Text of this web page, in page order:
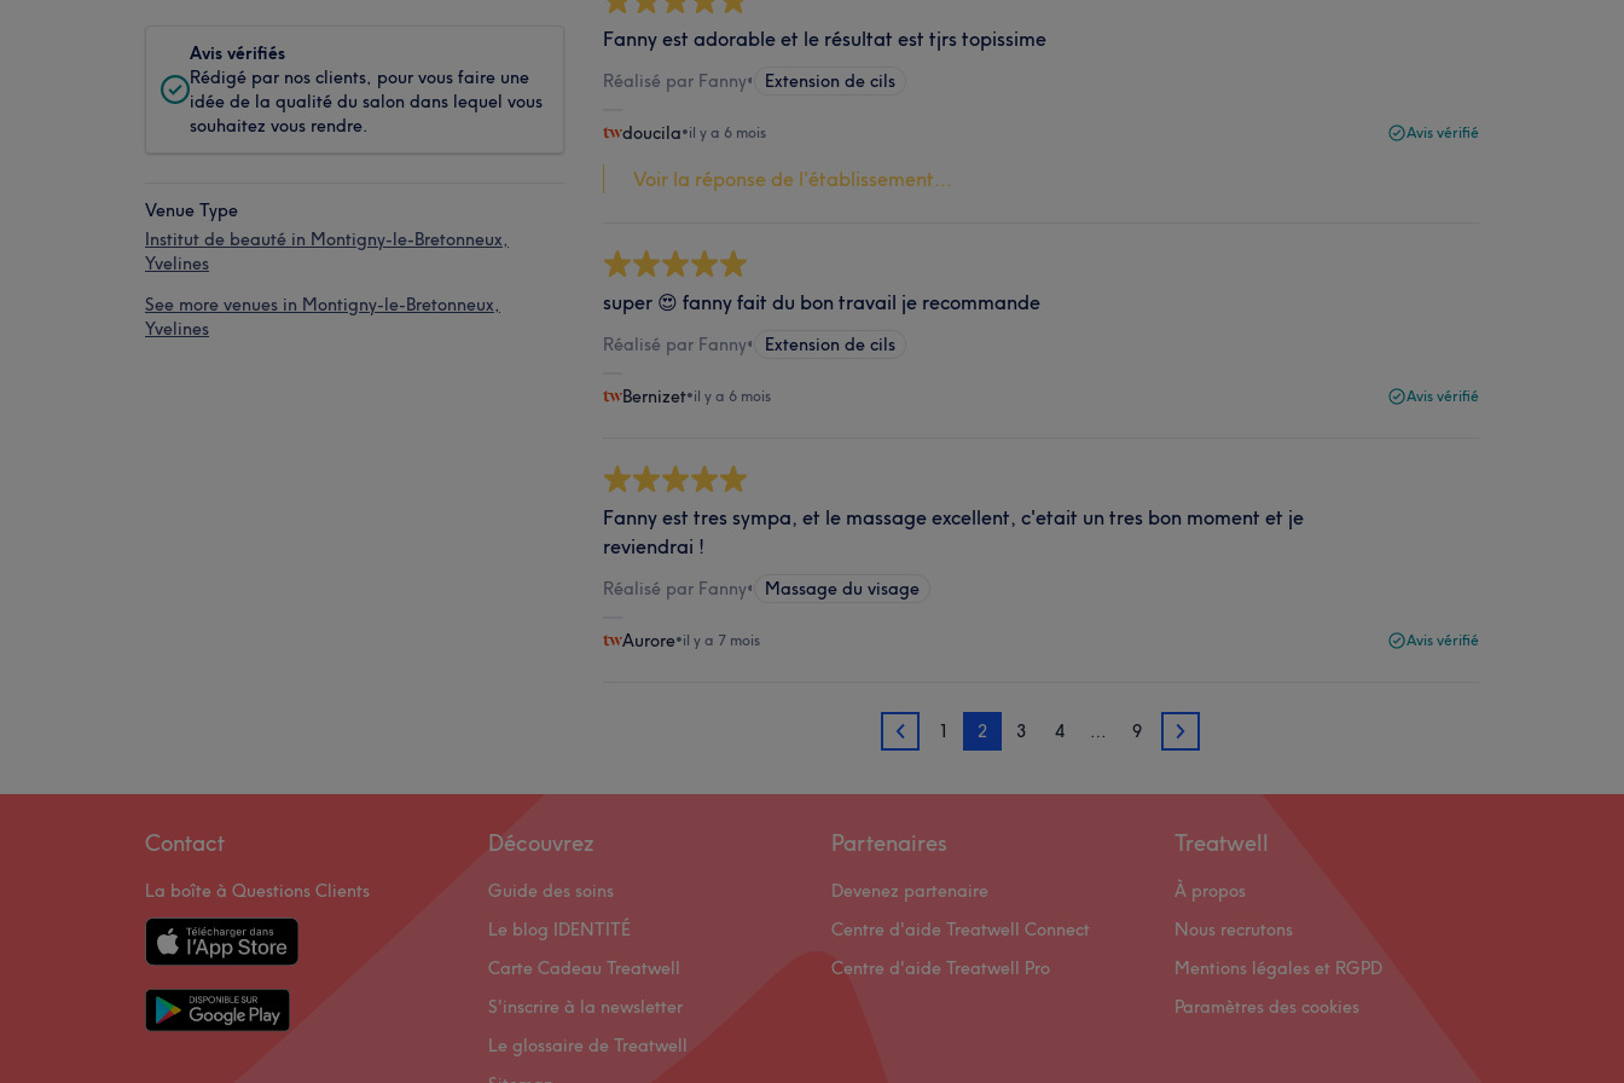
Avis vérifiés
Rédigé par nos clients, pour vous faire une
idée de la qualité du salon dans lequel vous
souhaitez vous rendre.
Venue Type
Institut de beauté in Montigny-le-Bretonneux,
Yvelines
See more venues in Montigny-le-Bretonneux,
Yvelines
Fanny est adorable et le résultat est tjrs topissime
Réalisé par Fanny• Extension de cils
doucila•il y a 6 mois Avis vérifié
Voir la réponse de l'établissement...
super 😍 fanny fait du bon travail je recommande
Réalisé par Fanny• Extension de cils
Bernizet•il y a 6 mois Avis vérifié
Fanny est tres sympa, et le massage excellent, c'etait un tres bon moment et je
reviendrai !
Réalisé par Fanny• Massage du visage
Aurore•il y a 7 mois Avis vérifié
1 1 2 3 4 … 9 3
Contact
La boîte à Questions Clients
Découvrez
Guide des soins
Le blog IDENTITÉ
Carte Cadeau Treatwell
S'inscrire à la newsletter
Le glossaire de Treatwell
Partenaires
Devenez partenaire
Centre d'aide Treatwell Connect
Centre d'aide Treatwell Pro
Treatwell
À propos
Nous recrutons
Mentions légales et RGPD
Paramètres des cookies